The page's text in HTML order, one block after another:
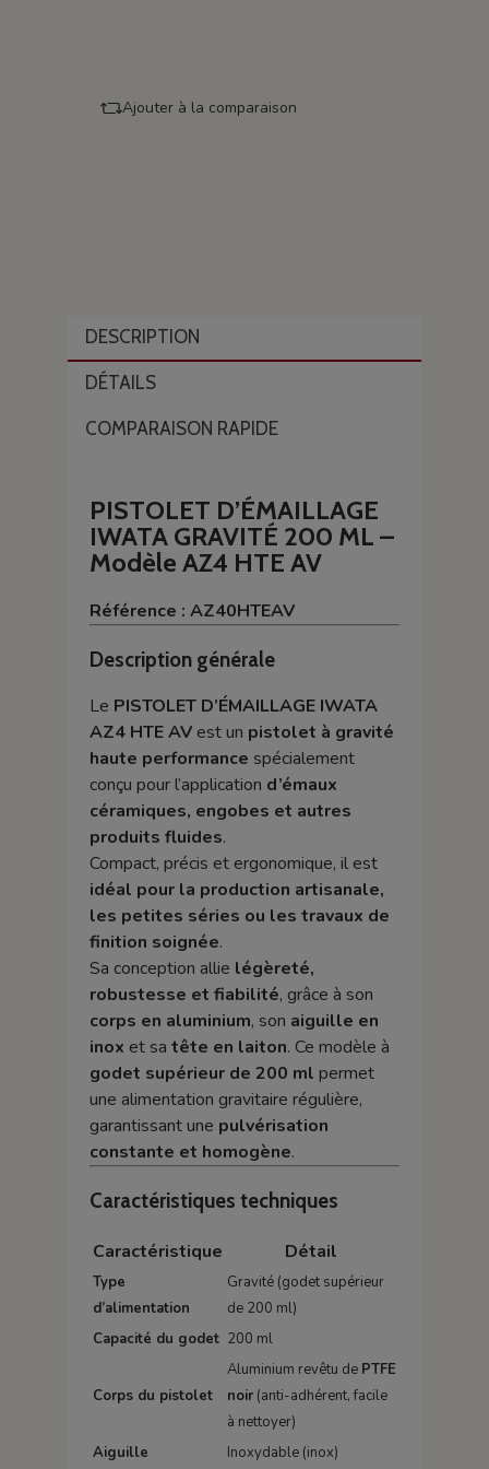
Ajouter à la comparaison
DESCRIPTION
DÉTAILS
COMPARAISON RAPIDE
PISTOLET D’ÉMAILLAGE
IWATA GRAVITÉ 200 ML –
Modèle AZ4 HTE AV
Référence : AZ40HTEAV
Description générale
Le PISTOLET D’ÉMAILLAGE IWATA
AZ4 HTE AVest un pistolet à gravité
haute performance spécialement
conçu pour l’application d’émaux
céramiques, engobes et autres
produits fluides.
Compact, précis et ergonomique, il est
idéal pour la production artisanale,
les petites séries ou les travaux de
finition soignée.
Sa conception allie légèreté,
robustesse et fiabilité, grâce à son
corps en aluminium, son aiguille en
inox et sa tête en laiton. Ce modèle à
godet supérieur de 200 ml permet
une alimentation gravitaire régulière,
garantissant une pulvérisation
constante et homogène.
Caractéristiques techniques
Caractéristique Détail
Type
d’alimentation
Gravité (godet supérieur
de 200 ml)
Capacité du godet 200 ml
Corps du pistolet
Aluminium revêtu de PTFE
noir(anti-adhérent, facile
à nettoyer)
Aiguille
Inoxydable (inox)